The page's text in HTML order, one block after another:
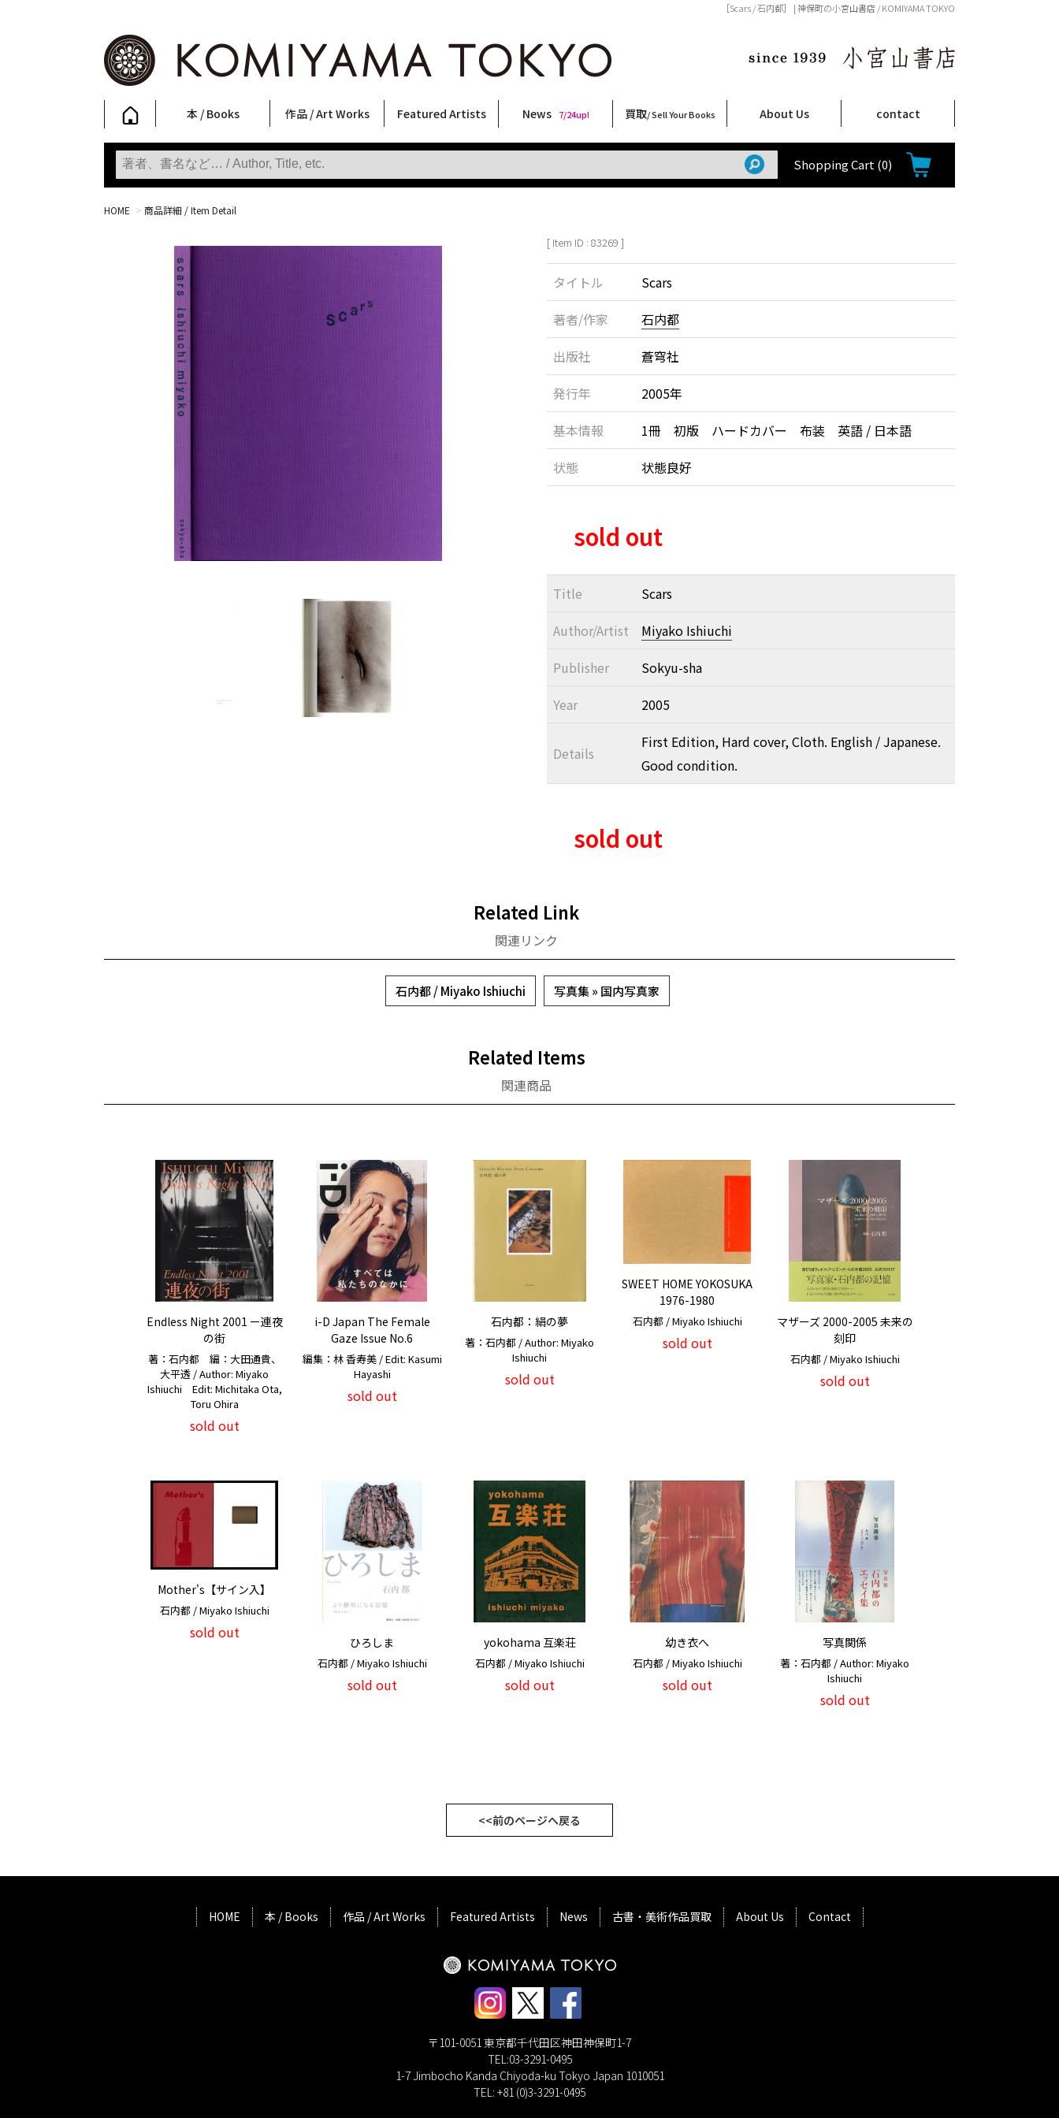
［Scars / 石内都］ | 神保町の小宮山書店 / KOMIYAMA TOKYO
本 / Books
写真集
Photobooks
ファッション
Fashion
アート / 美術
Art
文学・人文
Literature & Humanities
日本文化
Japanese Culture
新刊
New Books
SALE
SALE
作品 / Art Works
フォトグラフィー
Photography
ポスター
Posters
ストリートアート
Street Art
立体・その他
Sculptures / etc
アートワークス
Art Works
Primary Artworks
KOMIYAMA TOKYO ART LABEL
版画
Prints
Featured Artists
稲嶺啓一(東風終)
村田言恵
丸岡和吾
Rico Casella
キム・ロートン
菅谷晋一
柴田亜美
内藤啓介
CHRIS
大西洋介
横尾忠則
北島敬三
大類信
天野タケル
三島由紀夫
林月光
三島剛
秋赤音
須藤昌人
二本木里美
森山大道
COOKIE
春川ナミオ
内藤ルネ
佐伯俊男
News 7/24up!
新着・おすすめ商品 9/7up!
フェア・イベント情報 7/24up!
お店からのお知らせ 6/1up!
買取/ Sell Your Books
買取ブログ
買取専用フォーム
古書 / 古本の買取
美術品の買取
出張買取について
宅配買取について
店頭買取について
よくある質問
About Us
店舗案内
Shop Infomation
ご注文について
How to Order
特定商取引法に関する表示
プライバシーポリシー
contact
Shopping Cart (0)
HOME > 商品詳細 / Item Detail
[ Item ID : 83269 ]
タイトル
Scars
著者/作家
石内都
出版社
蒼穹社
発行年
2005年
基本情報
1冊 初版 ハードカバー 布装 英語 / 日本語
状態
状態良好
sold out
Title
Scars
Author/Artist
Miyako Ishiuchi
Publisher
Sokyu-sha
Year
2005
Details
First Edition, Hard cover, Cloth. English / Japanese.
Good condition.
sold out
Related Link
関連リンク
石内都 / Miyako Ishiuchi 写真集 » 国内写真家
Related Items
関連商品
Endless Night 2001 ー連夜
の街
著：石内都 編：大田通貴、
大平透 / Author: Miyako
Ishiuchi Edit: Michitaka Ota,
Toru Ohira
sold out
i-D Japan The Female
Gaze Issue No.6
編集：林 香寿美 / Edit: Kasumi
Hayashi
sold out
石内都：絹の夢
著：石内都 / Author: Miyako
Ishiuchi
sold out
SWEET HOME YOKOSUKA
1976-1980
石内都 / Miyako Ishiuchi
sold out
マザーズ 2000-2005 未来の
刻印
石内都 / Miyako Ishiuchi
sold out
Mother's【サイン入】
石内都 / Miyako Ishiuchi
sold out
ひろしま
石内都 / Miyako Ishiuchi
sold out
yokohama 互楽荘
石内都 / Miyako Ishiuchi
sold out
幼き衣へ
石内都 / Miyako Ishiuchi
sold out
写真関係
著：石内都 / Author: Miyako
Ishiuchi
sold out
<<前のページへ戻る
HOME 本 / Books 作品 / Art Works Featured Artists News 古書・美術作品買取 About Us Contact
〒101-0051 東京都千代田区神田神保町1-7
TEL:03-3291-0495
1-7 Jimbocho Kanda Chiyoda-ku Tokyo Japan 1010051
TEL: +81 (0)3-3291-0495